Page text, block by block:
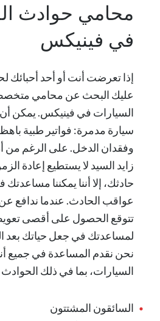
محامي حوادث
في فينيكس
إذا تعرضت أنت أو أحد أحبائك
عليك البحث عن محامي
السيارات في فينيكس. يمكن أن
سيارة مدمرة: فواتير طبية
وفقدان الدخل. على الرغم من
زايد السيد لا يستطيع إعادة
حادثك، إلا أننا يمكننا
عواقب الحادث. عندما ندافع
تتوقع الحصول على أقصى
لمساعدتك في جعل حياتك بعد
نحن نقدم المساعدة في جميع
السيارات، بما في ذلك
السائقون المشتتون